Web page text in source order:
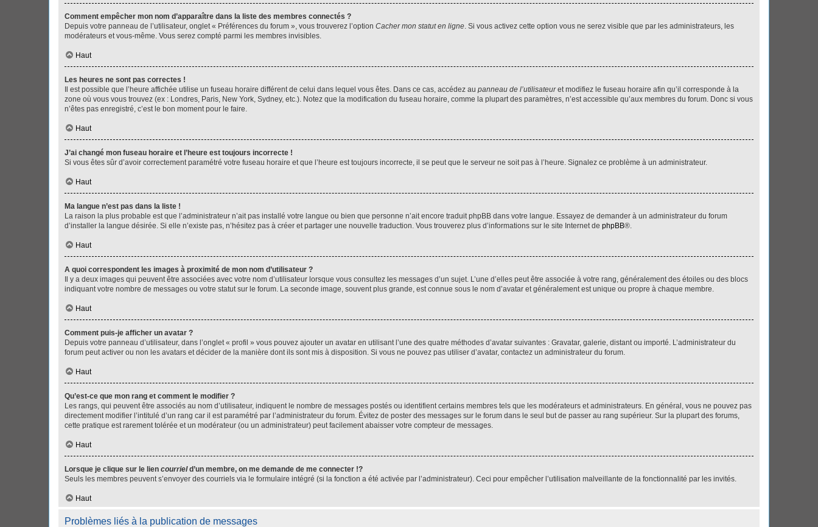
Comment empêcher mon nom d’apparaître dans la liste des membres connectés ?
Depuis votre panneau de l’utilisateur, onglet « Préférences du forum », vous trouverez l’option Cacher mon statut en ligne. Si vous activez cette option vous ne serez visible que par les administrateurs, les
modérateurs et vous-même. Vous serez compté parmi les membres invisibles.
Haut
Les heures ne sont pas correctes !
Il est possible que l’heure affichée utilise un fuseau horaire différent de celui dans lequel vous êtes. Dans ce cas, accédez au panneau de l’utilisateuret modifiez le fuseau horaire afin qu’il corresponde à la
zone où vous vous trouvez (ex : Londres, Paris, New York, Sydney, etc.). Notez que la modification du fuseau horaire, comme la plupart des paramètres, n’est accessible qu’aux membres du forum. Donc si vous
n’êtes pas enregistré, c’est le bon moment pour le faire.
Haut
J’ai changé mon fuseau horaire et l’heure est toujours incorrecte !
Si vous êtes sûr d’avoir correctement paramétré votre fuseau horaire et que l’heure est toujours incorrecte, il se peut que le serveur ne soit pas à l’heure. Signalez ce problème à un administrateur.
Haut
Ma langue n’est pas dans la liste !
La raison la plus probable est que l’administrateur n’ait pas installé votre langue ou bien que personne n’ait encore traduit phpBB dans votre langue. Essayez de demander à un administrateur du forum
d’installer la langue désirée. Si elle n’existe pas, n’hésitez pas à créer et partager une nouvelle traduction. Vous trouverez plus d’informations sur le site Internet de phpBB®.
Haut
A quoi correspondent les images à proximité de mon nom d’utilisateur ?
Il y a deux images qui peuvent être associées avec votre nom d’utilisateur lorsque vous consultez les messages d’un sujet. L’une d’elles peut être associée à votre rang, généralement des étoiles ou des blocs
indiquant votre nombre de messages ou votre statut sur le forum. La seconde image, souvent plus grande, est connue sous le nom d’avatar et généralement est unique ou propre à chaque membre.
Haut
Comment puis-je afficher un avatar ?
Depuis votre panneau d’utilisateur, dans l’onglet « profil » vous pouvez ajouter un avatar en utilisant l’une des quatre méthodes d’avatar suivantes : Gravatar, galerie, distant ou importé. L’administrateur du
forum peut activer ou non les avatars et décider de la manière dont ils sont mis à disposition. Si vous ne pouvez pas utiliser d’avatar, contactez un administrateur du forum.
Haut
Qu’est-ce que mon rang et comment le modifier ?
Les rangs, qui peuvent être associés au nom d’utilisateur, indiquent le nombre de messages postés ou identifient certains membres tels que les modérateurs et administrateurs. En général, vous ne pouvez pas
directement modifier l’intitulé d’un rang car il est paramétré par l’administrateur du forum. Évitez de poster des messages sur le forum dans le seul but de passer au rang supérieur. Sur la plupart des forums,
cette pratique est rarement tolérée et un modérateur (ou un administrateur) peut facilement abaisser votre compteur de messages.
Haut
Lorsque je clique sur le lien courrield’un membre, on me demande de me connecter !?
Seuls les membres peuvent s’envoyer des courriels via le formulaire intégré (si la fonction a été activée par l’administrateur). Ceci pour empêcher l’utilisation malveillante de la fonctionnalité par les invités.
Haut
Problèmes liés à la publication de messages